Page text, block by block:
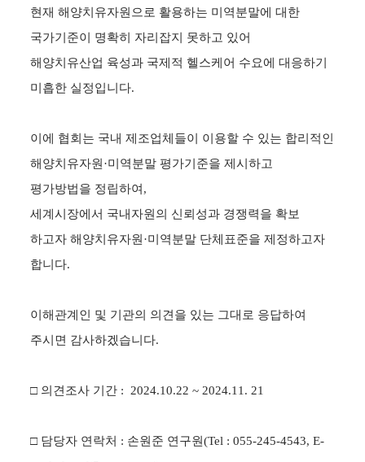
현재 해양치유자원으로 활용하는 미역분말에 대한
국가기준이 명확히 자리잡지 못하고 있어
해양치유산업 육성과 국제적 헬스케어 수요에 대응하기
미흡한 실정입니다.
이에 협회는 국내 제조업체들이 이용할 수 있는 합리적인
해양치유자원 ·미역분말 평가기준을 제시하고
평가방법을 정립하여 ,
세계시장에서 국내자원의 신뢰성과 경쟁력을 확보
하고자해양치유자원 ·미역분말 단체표준을 제정하고자
합니다.
이해관계인 및 기관의 의견을 있는 그대로 응답하여
주시면 감사하겠습니다.
□ 의견조사 기간 : 2024.10.22 ~ 2024.11. 21
□ 담당자 연락처 : 손원준 연구원(Tel : 055-245-4543, E-